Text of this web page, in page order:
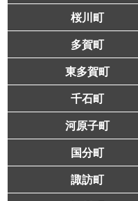
桜川町
多賀町
東多賀町
千石町
河原子町
国分町
諏訪町